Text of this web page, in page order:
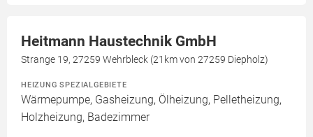
Heitmann Haustechnik GmbH
Strange 19, 27259 Wehrbleck (21km von 27259 Diepholz)
HEIZUNG SPEZIALGEBIETE
Wärmepumpe, Gasheizung, Ölheizung, Pelletheizung,
Holzheizung, Badezimmer